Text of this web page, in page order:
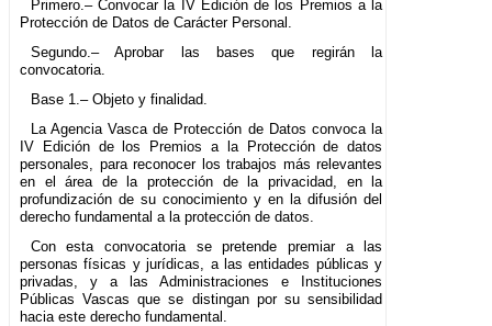
Primero.– Convocar la IV Edición de los Premios a la
Protección de Datos de Carácter Personal.
Segundo.– Aprobar las bases que regirán la
convocatoria.
Base 1.– Objeto y finalidad.
La Agencia Vasca de Protección de Datos convoca la
IV Edición de los Premios a la Protección de datos
personales, para reconocer los trabajos más relevantes
en el área de la protección de la privacidad, en la
profundización de su conocimiento y en la difusión del
derecho fundamental a la protección de datos.
Con esta convocatoria se pretende premiar a las
personas físicas y jurídicas, a las entidades públicas y
privadas, y a las Administraciones e Instituciones
Públicas Vascas que se distingan por su sensibilidad
hacia este derecho fundamental.